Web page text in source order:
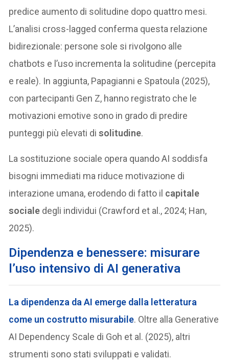
predice aumento di solitudine dopo quattro mesi.
L’analisi cross-lagged conferma questa relazione
bidirezionale: persone sole si rivolgono alle
chatbots e l’uso incrementa la solitudine (percepita
e reale). In aggiunta, Papagianni e Spatoula (2025),
con partecipanti Gen Z, hanno registrato che le
motivazioni emotive sono in grado di predire
punteggi più elevati disolitudine.
La sostituzione sociale opera quando AI soddisfa
bisogni immediati ma riduce motivazione di
interazione umana, erodendo di fatto il capitale
sociale degli individui (Crawford et al., 2024; Han,
2025).
Dipendenza e benessere: misurare
l’uso intensivo di AI generativa
La dipendenza da AI emerge dalla letteratura
come un costrutto misurabile. Oltre alla Generative
AI Dependency Scale di Goh et al. (2025), altri
strumenti sono stati sviluppati e validati.